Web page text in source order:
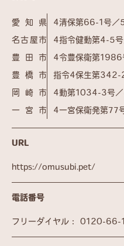
愛知県 4清保第66-1号／
名古屋市 4指令健動第4-5
豊田市 4令豊保衛第
豊橋市 指令4保生第342-
岡崎市 4動第1034-3号
一宮市 4一宮保衛発第77
URL
https://omusubi.pet/
電話番号
フリーダイヤル： 0120-66-